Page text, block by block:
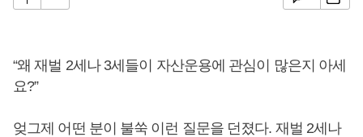
“왜 재벌 2세나 3세들이 자산운용에 관심이 많은지 아세
요?”
엊그제 어떤 분이 불쑥 이런 질문을 던졌다. 재벌 2세나